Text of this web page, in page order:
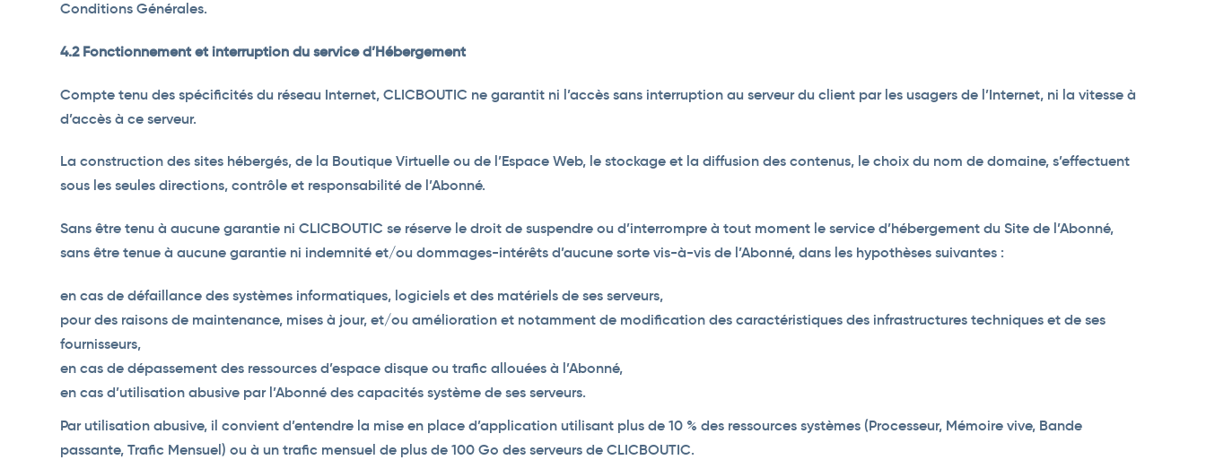
Conditions Générales.
4.2 Fonctionnement et interruption du service d’Hébergement
Compte tenu des spécificités du réseau Internet, CLICBOUTIC ne garantit ni l’accès sans interruption au serveur du client par les usagers de l’Internet, ni la vitesse à
d’accès à ce serveur.
La construction des sites hébergés, de la Boutique Virtuelle ou de l’Espace Web, le stockage et la diffusion des contenus, le choix du nom de domaine, s’effectuent
sous les seules directions, contrôle et responsabilité de l’Abonné.
Sans être tenu à aucune garantie ni CLICBOUTIC se réserve le droit de suspendre ou d’interrompre à tout moment le service d’hébergement du Site de l’Abonné,
sans être tenue à aucune garantie ni indemnité et/ou dommages-intérêts d’aucune sorte vis-à-vis de l’Abonné, dans les hypothèses suivantes :
en cas de défaillance des systèmes informatiques, logiciels et des matériels de ses serveurs,
pour des raisons de maintenance, mises à jour, et/ou amélioration et notamment de modification des caractéristiques des infrastructures techniques et de ses
fournisseurs,
en cas de dépassement des ressources d’espace disque ou trafic allouées à l’Abonné,
en cas d’utilisation abusive par l’Abonné des capacités système de ses serveurs.
Par utilisation abusive, il convient d’entendre la mise en place d’application utilisant plus de 10 % des ressources systèmes (Processeur, Mémoire vive, Bande
passante, Trafic Mensuel) ou à un trafic mensuel de plus de 100 Go des serveurs de CLICBOUTIC.